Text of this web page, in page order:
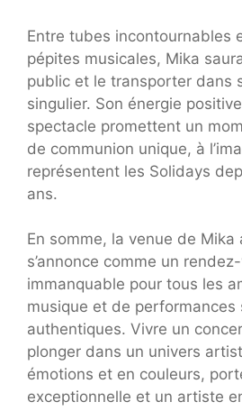
Entre tubes incontournables
pépites musicales, Mika
public et le transporter dans
singulier. Son énergie
spectacle promettent un
de communion unique, à
représentent les Solidays
ans.
En somme, la venue de Mika
s’annonce comme un
immanquable pour tous les
musique et de performances
authentiques. Vivre un
plonger dans un univers
émotions et en couleurs,
exceptionnelle et un artiste